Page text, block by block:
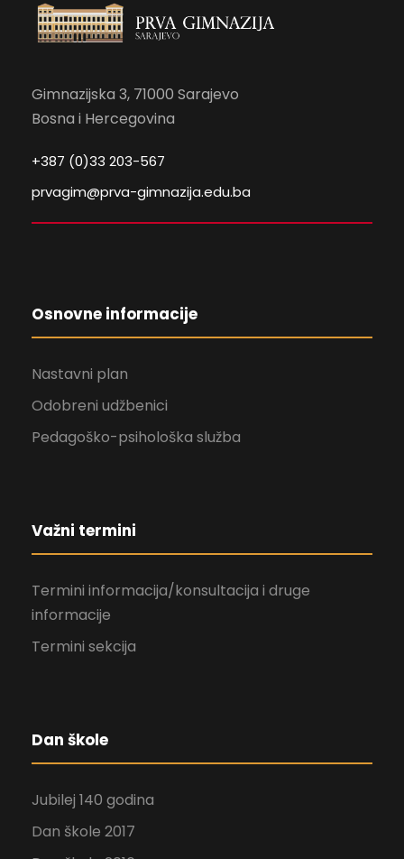
Gimnazijska 3, 71000 Sarajevo
Bosna i Hercegovina
+387 (0)33 203-567
prvagim@prva-gimnazija.edu.ba
Osnovne informacije
Nastavni plan
Odobreni udžbenici
Pedagoško-psihološka služba
Važni termini
Termini informacija/konsultacija i druge
informacije
Termini sekcija
Dan škole
Jubilej 140 godina
Dan škole 2017